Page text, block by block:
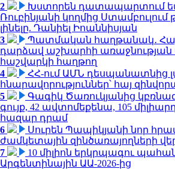
2
Խստորեն դատապարտում եմ
Ռուբինյանի կողմից Ստամբուլում
լինելը. Դանիել Իոաննիսյան
3
Պատմական հաղթանակ․
դարձավ աշխարհի առաջնության
հաշվարկի հաղթող
4
ՀՀ-ում ԱՄՆ դեսպանատնից
հնարավորություններ՝ հայ
5
Գագիկ Ծառուկյանից
գույք, 42 ավտոմեքենա, 105 միլիարդ
հազար դրամ
6
Սուրեն Պապիկյանի նոր
ժամկետային զինծառայողների
7
10 միլիոն երկրպագու
Արգենտինային ԱԱ-2026-ից